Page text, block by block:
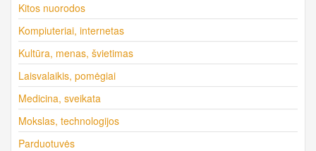
Kitos nuorodos
Kompiuteriai, internetas
Kultūra, menas, švietimas
Laisvalaikis, pomėgiai
Medicina, sveikata
Mokslas, technologijos
Parduotuvės